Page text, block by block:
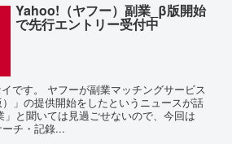
Yahoo!（ヤフー）副業_β版開始
で先行エントリー受付中
です。 ヤフーが副業マッチングサービス
）」の提供開始をしたというニュースが話
と聞いては見過ごせないので、今回は
チ・記錄...